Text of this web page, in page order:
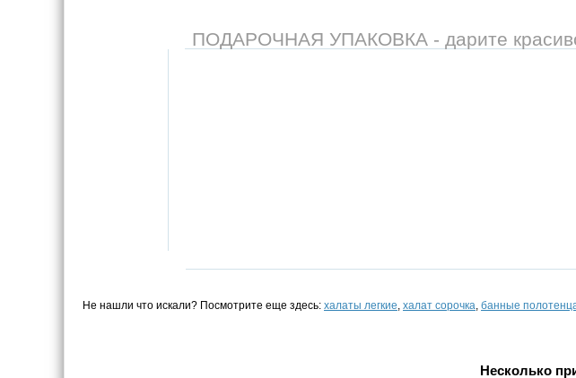
ПОДАРОЧНАЯ УПАКОВКА - дарите
Не нашли что искали? Посмотрите еще здесь: халаты легкие, халат сорочка, банные
Несколько